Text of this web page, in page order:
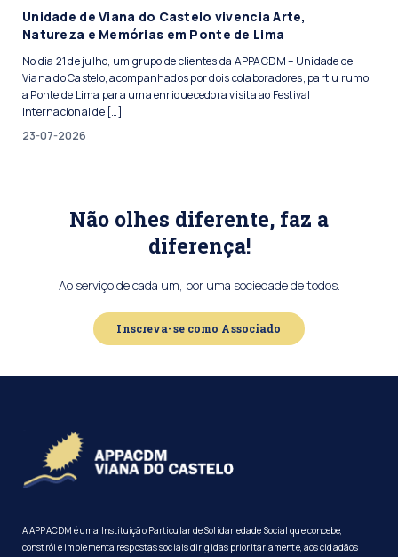
Unidade de Viana do Castelo vivencia Arte,
Natureza e Memórias em Ponte de Lima
No dia 21 de julho, um grupo de clientes da APPACDM – Unidade de
Viana do Castelo, acompanhados por dois colaboradores, partiu rumo
a Ponte de Lima para uma enriquecedora visita ao Festival
Internacional de […]
23-07-2026
Não olhes diferente, faz a
diferença!
Ao serviço de cada um, por uma sociedade de todos.
Inscreva-se como Associado
A APPACDM é uma Instituição Particular de Solidariedade Social que concebe,
constrói e implementa respostas sociais dirigidas prioritariamente, aos cidadãos